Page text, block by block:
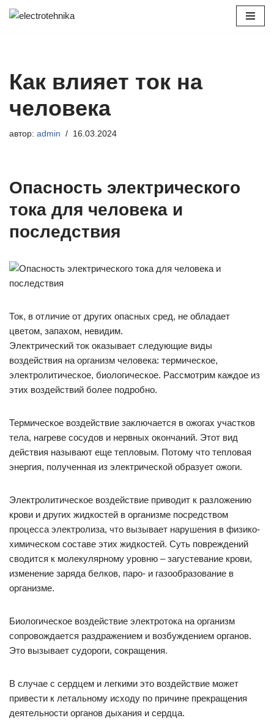
Как влияет ток на
человека
автор: admin 16.03.2024
Опасность электрического
тока для человека и
последствия
Ток, в отличие от других опасных сред, не обладает
цветом, запахом, невидим.
Электрический ток оказывает следующие виды
воздействия на организм человека: термическое,
электролитическое, биологическое. Рассмотрим каждое из
этих воздействий более подробно.
Термическое воздействие заключается в ожогах участков
тела, нагреве сосудов и нервных окончаний. Этот вид
действия называют еще тепловым. Потому что тепловая
энергия, полученная из электрической образует ожоги.
Электролитическое воздействие приводит к разложению
крови и других жидкостей в организме посредством
процесса электролиза, что вызывает нарушения в физико-
химическом составе этих жидкостей. Суть повреждений
сводится к молекулярному уровню – загустевание крови,
изменение заряда белков, паро- и газообразование в
организме.
Биологическое воздействие электротока на организм
сопровождается раздражением и возбуждением органов.
Это вызывает судороги, сокращения.
В случае с сердцем и легкими это воздействие может
привести к летальному исходу по причине прекращения
деятельности органов дыхания и сердца.